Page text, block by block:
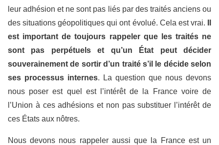
leur adhésion et ne sont pas liés par des traités anciens ou
des situations géopolitiques qui ont évolué. Cela est vrai.
est important de toujours rappeler que les traités ne
sont pas perpétuels et qu’un État peut décider
souverainement de sortir d’un traité s’il le décide selon
ses processus internes. La question que nous devons
nous poser est quel est l’intérêt de la France voire de
l’Union à ces adhésions et non pas substituer l’intérêt de
ces États aux nôtres.
Nous devons nous rappeler aussi que la France est un